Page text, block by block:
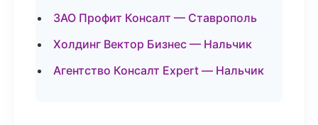
ЗАО Профит Консалт — Ставрополь
Холдинг Вектор Бизнес — Нальчик
Агентство Консалт Expert — Нальчик